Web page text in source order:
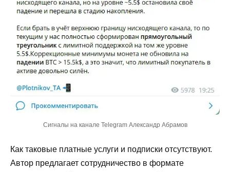
Сигналы на канале Telegram Александр Абрамов
Как таковые платные услуги и подписки отсутствуют.
Автор предлагает сотрудничество в формате